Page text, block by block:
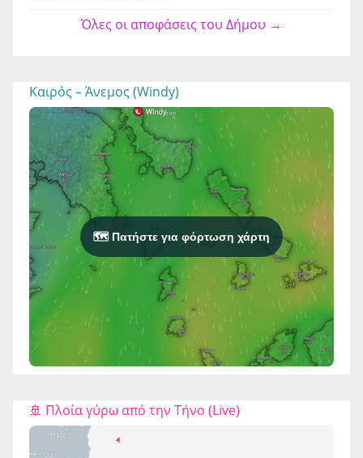
Όλες οι αποφάσεις του Δήμου →
Καιρός – Άνεμος (Windy)
🗺️ Πατήστε για φόρτωση χάρτη
🚢 Πλοία γύρω από την Τήνο (Live)